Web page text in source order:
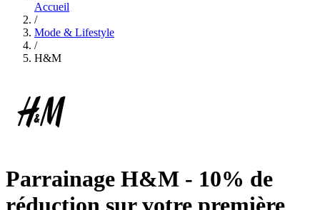
Accueil
/
Mode & Lifestyle
/
H&M
Parrainage H&M - 10% de